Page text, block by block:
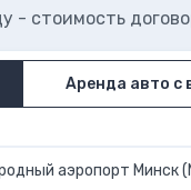
- стоимость
Аренда авто с